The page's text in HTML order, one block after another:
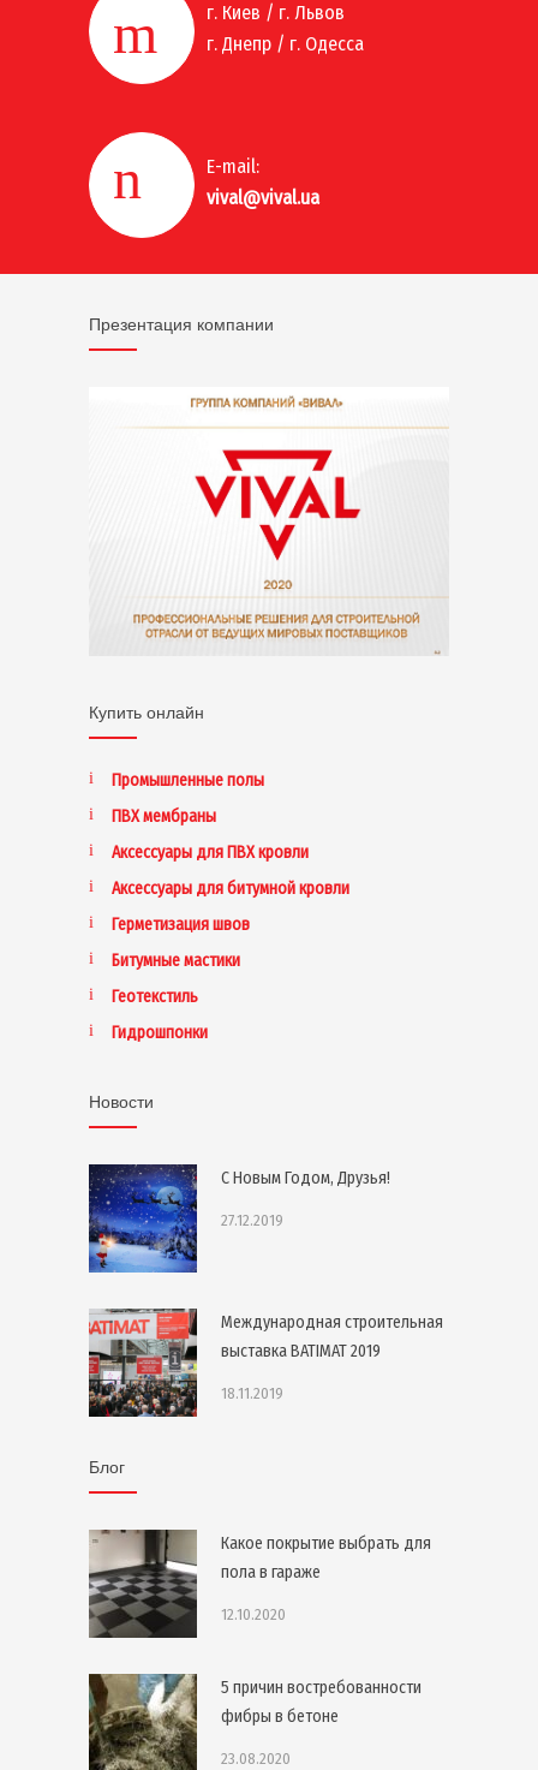
г. Киев / г. Львов
г. Днепр / г. Одесса
E-mail:
vival@vival.ua
Презентация компании
Купить онлайн
Промышленные полы
ПВХ мембраны
Аксессуары для ПВХ кровли
Аксессуары для битумной кровли
Герметизация швов
Битумные мастики
Геотекстиль
Гидрошпонки
Новости
С Новым Годом, Друзья!
27.12.2019
Международная строительная
выставка BATIMAT 2019
18.11.2019
Блог
Какое покрытие выбрать для
пола в гараже
12.10.2020
5 причин востребованности
фибры в бетоне
23.08.2020